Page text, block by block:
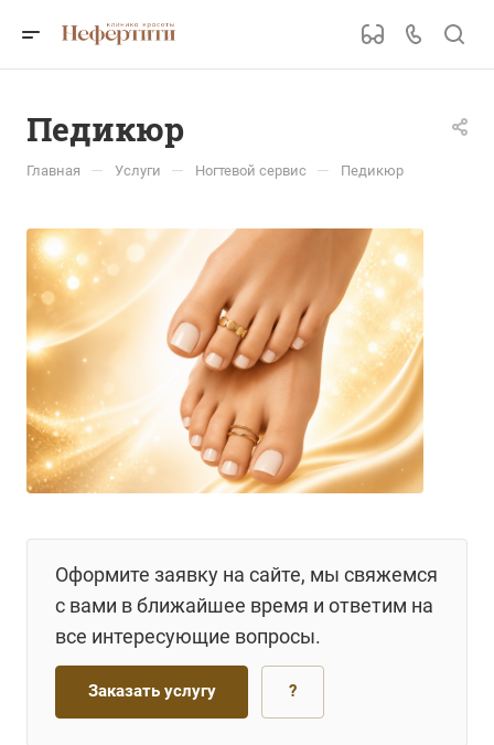
Педикюр
Главная — Услуги — Ногтевой сервис — Педикюр
Оформите заявку на сайте, мы свяжемся
с вами в ближайшее время и ответим на
все интересующие вопросы.
Заказать услугу ?